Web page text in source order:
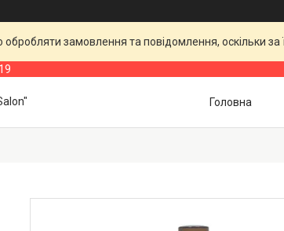
замовлення та повідомлення, оскільки
Головна